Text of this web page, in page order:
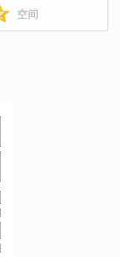
空间